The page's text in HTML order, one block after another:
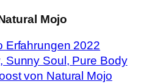
Mojo
Erfahrungen 2022
Sunny Soul, Pure Body
von Natural Mojo